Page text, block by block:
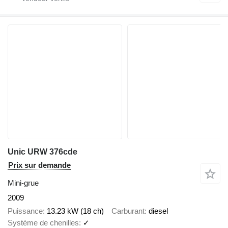
Unic URW 376cde
Prix sur demande
Mini-grue
2009
Puissance 13.23 kW (18 ch) Carburant diesel
Système de chenilles
✓